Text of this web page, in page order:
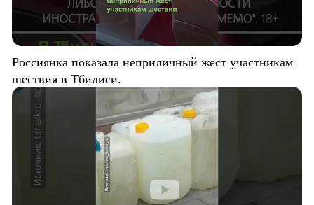
Россиянка показала неприличный жест участникам
шествия в Тбилиси.